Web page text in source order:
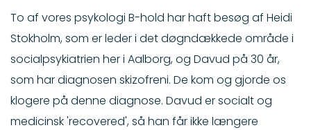
To af vores psykologi B-hold har haft besøg af Heidi
Stokholm, som er leder i det døgndækkede område i
socialpsykiatrien her i Aalborg, og Davud på 30 år,
som har diagnosen skizofreni. De kom og gjorde os
klogere på denne diagnose. Davud er socialt og
medicinsk 'recovered', så han får ikke længere